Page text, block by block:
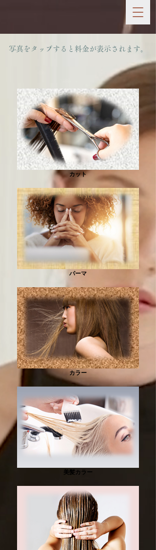
​写真をタップすると料金が表示されます。
カット
パーマ
カラー
美髪カラー